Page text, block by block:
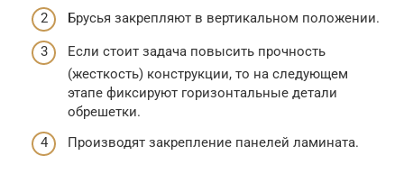
Брусья закрепляют в вертикальном положении.
Если стоит задача повысить прочность
(жесткость) конструкции, то на следующем
этапе фиксируют горизонтальные детали
обрешетки.
Производят закрепление панелей ламината.